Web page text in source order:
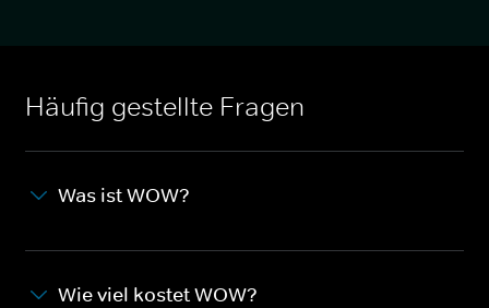
Häufig gestellte Fragen
Was ist WOW?
Wie viel kostet WOW?